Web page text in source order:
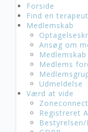
Forside
Find en terapeut
Medlemskab
Ansøg om
Medlems
Udmeldelse
Værd at vide
Registreret